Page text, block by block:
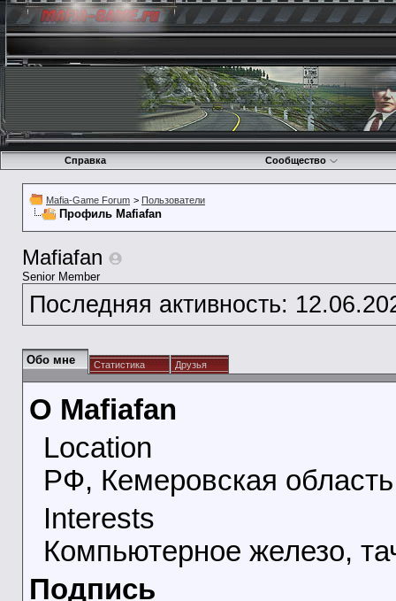
Справка Сообщество
Mafia-Game Forum > Пользователи
Профиль Mafiafan
Mafiafan
Senior Member
Последняя активность:
Обо мне Статистика Друзья
О Mafiafan
Location
РФ, Кемеровская
Interests
Компьютерное железо,
Подпись